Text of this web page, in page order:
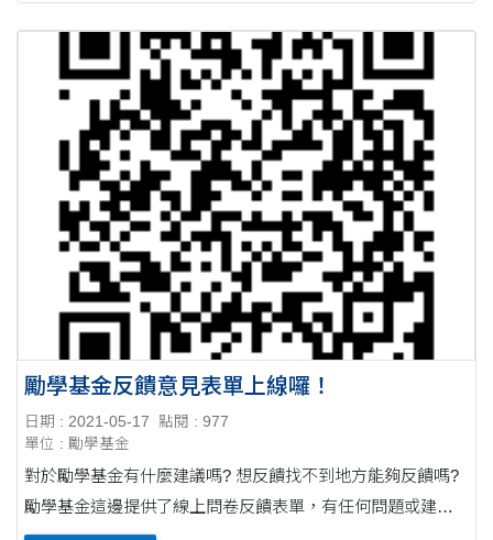
勵學基金反饋意見表單上線囉！
日期 : 2021-05-17
點閱 : 977
單位 : 勵學基金
對於勵學基金有什麼建議嗎? 想反饋找不到地方能夠反饋嗎?
勵學基金這邊提供了線上問卷反饋表單，有任何問題或建議